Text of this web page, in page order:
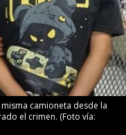
camioneta desde la
el crimen. (Foto vía: